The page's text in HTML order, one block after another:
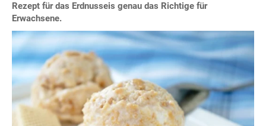
Rezept für das Erdnusseis genau das Richtige für
Erwachsene.